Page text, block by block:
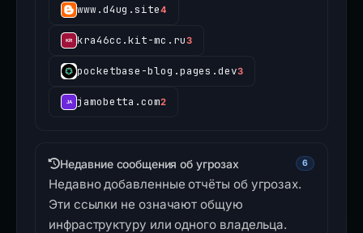
www.d4ug.site4
kra46cc.kit-mc.ru3
pocketbase-blog.pages.dev3
jamobetta.com2
Недавние сообщения об угрозах 6
Недавно добавленные отчёты об угрозах.
Эти ссылки не означают общую
инфраструктуру или одного владельца.